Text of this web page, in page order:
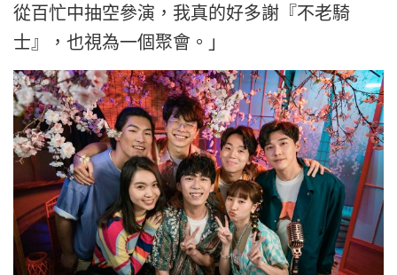
從百忙中抽空參演，我真的好多謝『不老騎
士』，也視為一個聚會。」